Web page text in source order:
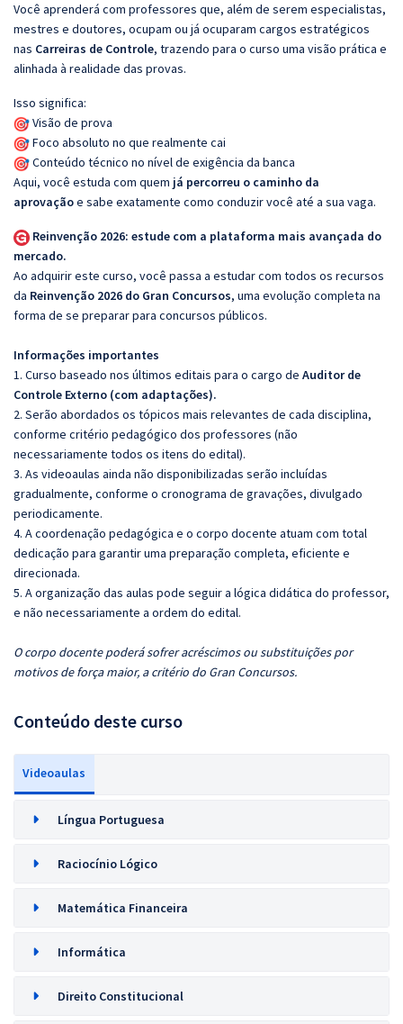
Você aprenderá com professores que, além de serem especialistas,
mestres e doutores, ocupam ou já ocuparam cargos estratégicos
nas Carreiras de Controle, trazendo para o curso uma visão prática e
alinhada à realidade das provas.
Isso significa:
Visão de prova
Foco absoluto no que realmente cai
Conteúdo técnico no nível de exigência da banca
Aqui, você estuda com quem já percorreu o caminho da
aprovaçãoe sabe exatamente como conduzir você até a sua vaga.
Reinvenção 2026: estude com a plataforma mais avançada do
mercado.
Ao adquirir este curso, você passa a estudar com todos os recursos
da Reinvenção 2026 do Gran Concursos, uma evolução completa na
forma de se preparar para concursos públicos.
Informações importantes
1. Curso baseado nos últimos editais para o cargo de Auditor de
Controle Externo (com adaptações).
2. Serão abordados os tópicos mais relevantes de cada disciplina,
conforme critério pedagógico dos professores (não
necessariamente todos os itens do edital).
3. As videoaulas ainda não disponibilizadas serão incluídas
gradualmente, conforme o cronograma de gravações, divulgado
periodicamente.
4. A coordenação pedagógica e o corpo docente atuam com total
dedicação para garantir uma preparação completa, eficiente e
direcionada.
5. A organização das aulas pode seguir a lógica didática do professor,
e não necessariamente a ordem do edital.
O corpo docente poderá sofrer acréscimos ou substituições por
motivos de força maior, a critério do Gran Concursos.
Conteúdo deste curso
Videoaulas
Língua Portuguesa
Raciocínio Lógico
Matemática Financeira
Informática
Direito Constitucional